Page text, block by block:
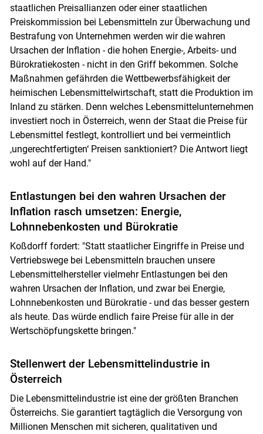
staatlichen Preisallianzen oder einer staatlichen
Preiskommission bei Lebensmitteln zur Überwachung und
Bestrafung von Unternehmen werden wir die wahren
Ursachen der Inflation - die hohen Energie-, Arbeits- und
Bürokratiekosten - nicht in den Griff bekommen. Solche
Maßnahmen gefährden die Wettbewerbsfähigkeit der
heimischen Lebensmittelwirtschaft, statt die Produktion im
Inland zu stärken. Denn welches Lebensmittelunternehmen
investiert noch in Österreich, wenn der Staat die Preise für
Lebensmittel festlegt, kontrolliert und bei vermeintlich
‚ungerechtfertigten‘ Preisen sanktioniert? Die Antwort liegt
wohl auf der Hand."
Entlastungen bei den wahren Ursachen der
Inflation rasch umsetzen: Energie,
Lohnnebenkosten und Bürokratie
Koßdorff fordert: "Statt staatlicher Eingriffe in Preise und
Vertriebswege bei Lebensmitteln brauchen unsere
Lebensmittelhersteller vielmehr Entlastungen bei den
wahren Ursachen der Inflation, und zwar bei Energie,
Lohnnebenkosten und Bürokratie - und das besser gestern
als heute. Das würde endlich faire Preise für alle in der
Wertschöpfungskette bringen."
Stellenwert der Lebensmittelindustrie in
Österreich
Die Lebensmittelindustrie ist eine der größten Branchen
Österreichs. Sie garantiert tagtäglich die Versorgung von
Millionen Menschen mit sicheren, qualitativen und